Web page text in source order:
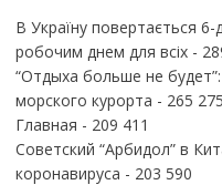
В Україну повертається
робочим днем для всіх-
“Отдыха больше не
морского курорта - 265 275
Главная - 209 411
Советский “Арбидол” в
коронавируса - 203 590